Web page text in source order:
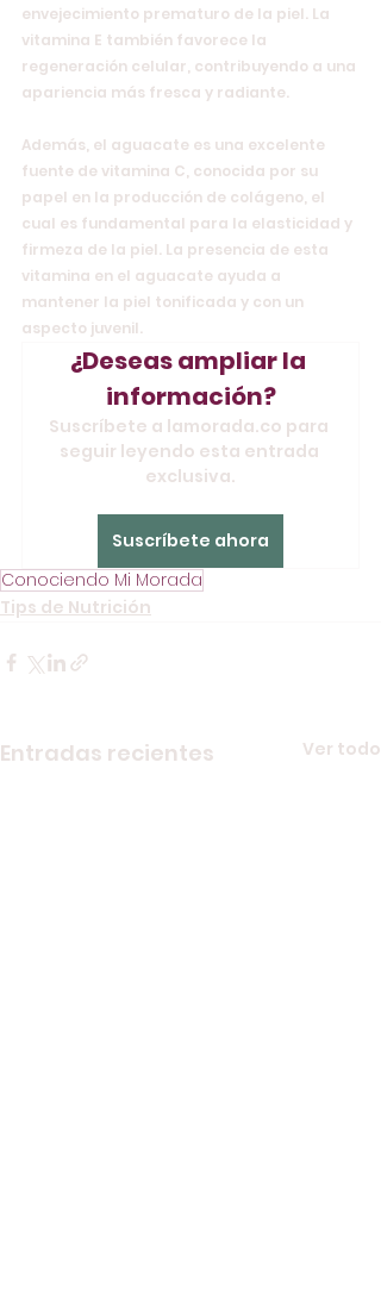
envejecimiento prematuro de la piel. La
vitamina E también favorece la
regeneración celular, contribuyendo a una
apariencia más fresca y radiante.
Además, el aguacate es una excelente
fuente de vitamina C, conocida por su
papel en la producción de colágeno, el
cual es fundamental para la elasticidad y
firmeza de la piel. La presencia de esta
vitamina en el aguacate ayuda a
mantener la piel tonificada y con un
aspecto juvenil.
¿Deseas ampliar la
información?
Suscríbete a lamorada.co para
seguir leyendo esta entrada
exclusiva.
Suscríbete ahora
Conociendo Mi Morada
Tips de Nutrición
Entradas recientes Ver todo